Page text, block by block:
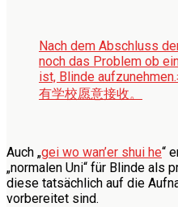
Nach dem Abschluss
noch das Problem ob
ist, Blinde aufzunehmen.
有学校愿意接收。
Auch „gei wo wan’er shui he“
„normalen Uni“ für Blinde als
diese tatsächlich auf die
vorbereitet sind.